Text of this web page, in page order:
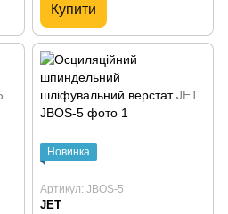
Купити
Новинка
Артикул: JBOS-5
JET